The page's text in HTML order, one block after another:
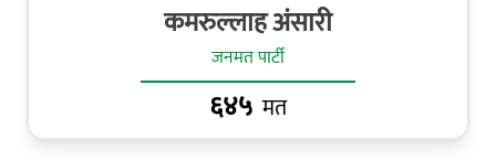
कमरुल्लाह अंसारी
जनमत पार्टी
६४५ मत